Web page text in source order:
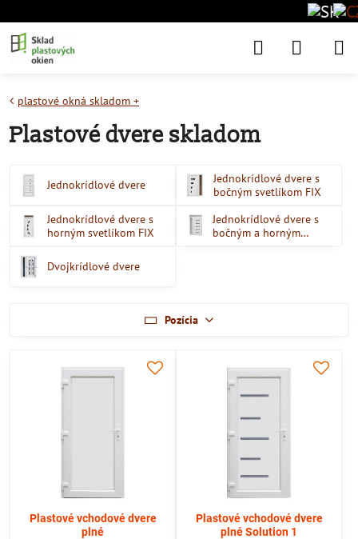
plastové okná skladom +
Plastové dvere skladom
Jednokrídlové dvere
Jednokrídlové dvere s
bočným svetlíkom FIX
Jednokrídlové dvere s
horným svetlíkom FIX
Jednokrídlové dvere s
bočným a horným
Dvojkrídlové dvere
Pozícia
Plastové vchodové dvere
plné
Plastové vchodové dvere
plné Solution 1